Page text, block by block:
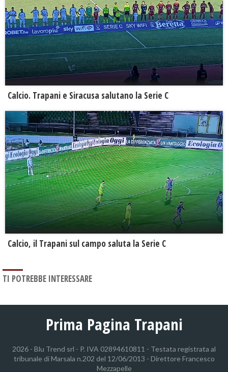
Calcio. Trapani e Siracusa salutano la Serie C
Calcio, il Trapani sul campo saluta la Serie C
TI POTREBBE INTERESSARE
Prima Pagina Trapani
2026 - Blu Trend srl - P. IVA 02894610811 - Testata registrata al
tribunale di Marsala n.202 del 12/06/2013 - Direttore Francesco
Mezzapelle